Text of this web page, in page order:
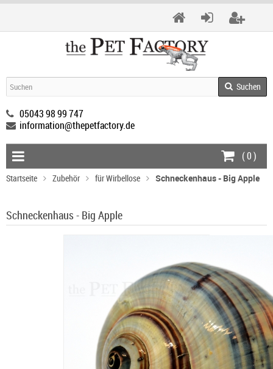
Suchen
05043 98 99 747
information@thepetfactory.de
(0)
Startseite Zubehör für Wirbellose Schneckenhaus - Big Apple
Schneckenhaus - Big Apple